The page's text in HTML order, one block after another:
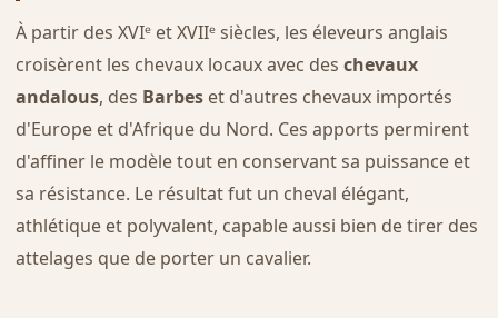
À partir des XVIᵉ et XVIIᵉ siècles, les éleveurs anglais
croisèrent les chevaux locaux avec des chevaux
andalous, des Barbeset d'autres chevaux importés
d'Europe et d'Afrique du Nord. Ces apports permirent
d'affiner le modèle tout en conservant sa puissance et
sa résistance. Le résultat fut un cheval élégant,
athlétique et polyvalent, capable aussi bien de tirer des
attelages que de porter un cavalier.